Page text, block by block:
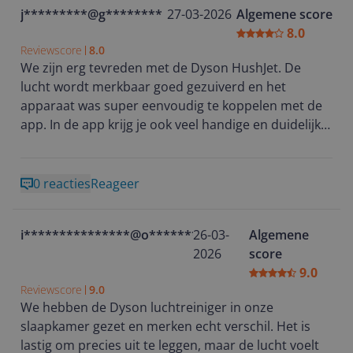
j*********@g******** 27-03-2026 Algemene score
8.0
Reviewscore 8.0
We zijn erg tevreden met de Dyson HushJet. De
lucht wordt merkbaar goed gezuiverd en het
apparaat was super eenvoudig te koppelen met de
app. In de app krijg je ook veel handige en duidelijke
dicht in de natuur wonen. Je merkt duidelijk verschil
Wanneer hij boven de gemiddelde stand draait,
maakt hij wel wat meer geluid, maar wij ervaren dat
0 reactiesReageer
i***************@o**********
26-03-
2026
Algemene
score
9.0
Reviewscore 9.0
We hebben de Dyson luchtreiniger in onze
slaapkamer gezet en merken echt verschil. Het is
lastig om precies uit te leggen, maar de lucht voelt